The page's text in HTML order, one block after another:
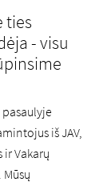
ties
- visu
iš JAV,
Vakarų